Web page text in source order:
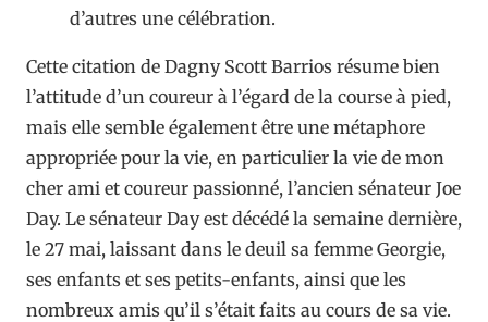
d’autres une célébration.
Cette citation de Dagny Scott Barrios résume bien
l’attitude d’un coureur à l’égard de la course à pied,
mais elle semble également être une métaphore
appropriée pour la vie, en particulier la vie de mon
cher ami et coureur passionné, l’ancien sénateur Joe
Day. Le sénateur Day est décédé la semaine dernière,
le 27 mai, laissant dans le deuil sa femme Georgie,
ses enfants et ses petits-enfants, ainsi que les
nombreux amis qu’il s’était faits au cours de sa vie.